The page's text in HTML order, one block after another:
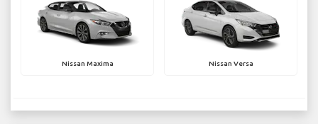
Nissan Maxima Nissan Versa